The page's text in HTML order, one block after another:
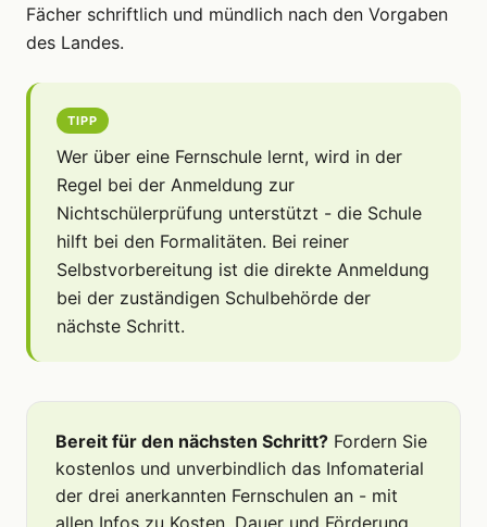
Fächer schriftlich und mündlich nach den Vorgaben
des Landes.
TIPP
Wer über eine Fernschule lernt, wird in der
Regel bei der Anmeldung zur
Nichtschülerprüfung unterstützt - die Schule
hilft bei den Formalitäten. Bei reiner
Selbstvorbereitung ist die direkte Anmeldung
bei der zuständigen Schulbehörde der
nächste Schritt.
Bereit für den nächsten Schritt? Fordern Sie
kostenlos und unverbindlich das Infomaterial
der drei anerkannten Fernschulen an - mit
allen Infos zu Kosten, Dauer und Förderung